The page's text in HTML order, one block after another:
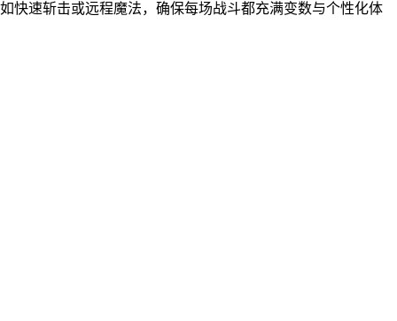
快速斩击或远程魔法，确保每场战斗都充满变数与个性化体